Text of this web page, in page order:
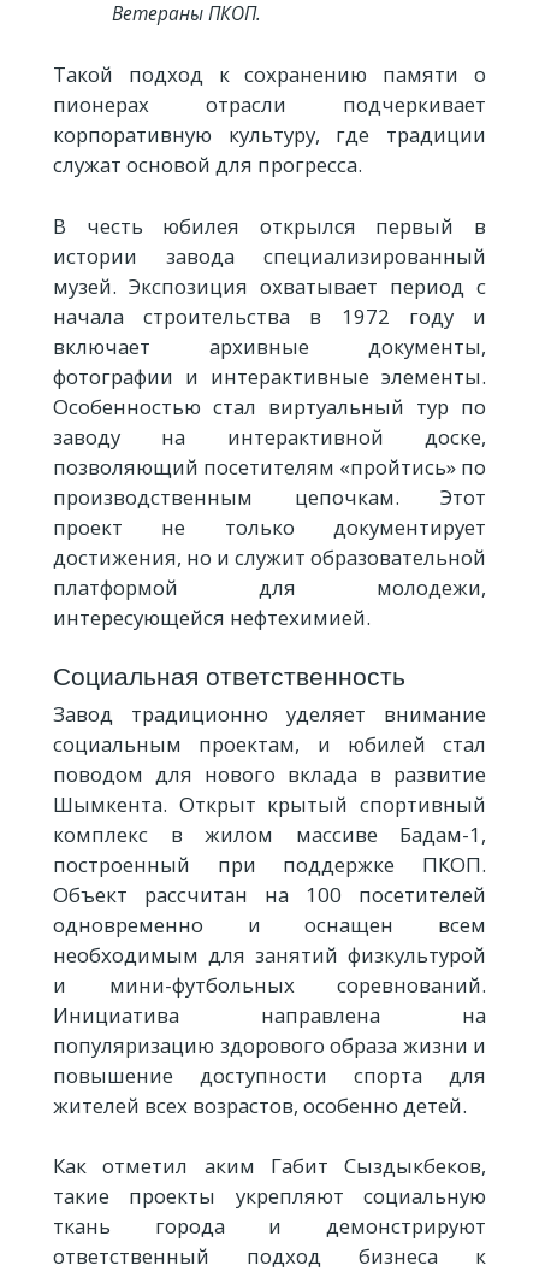
Ветераны ПКОП.
Такой подход к сохранению памяти о
пионерах отрасли подчеркивает
корпоративную культуру, где традиции
служат основой для прогресса.
В честь юбилея открылся первый в
истории завода специализированный
музей. Экспозиция охватывает период с
начала строительства в 1972 году и
включает архивные документы,
фотографии и интерактивные элементы.
Особенностью стал виртуальный тур по
заводу на интерактивной доске,
позволяющий посетителям «пройтись» по
производственным цепочкам. Этот
проект не только документирует
достижения, но и служит образовательной
платформой для молодежи,
интересующейся нефтехимией.
Социальная ответственность
Завод традиционно уделяет внимание
социальным проектам, и юбилей стал
поводом для нового вклада в развитие
Шымкента. Открыт крытый спортивный
комплекс в жилом массиве Бадам-1,
построенный при поддержке ПКОП.
Объект рассчитан на 100 посетителей
одновременно и оснащен всем
необходимым для занятий физкультурой
и мини-футбольных соревнований.
Инициатива направлена на
популяризацию здорового образа жизни и
повышение доступности спорта для
жителей всех возрастов, особенно детей.
Как отметил аким Габит Сыздыкбеков,
такие проекты укрепляют социальную
ткань города и демонстрируют
ответственный подход бизнеса к